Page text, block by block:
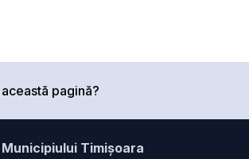
pagină?
Timișoara